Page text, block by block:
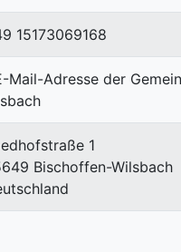
15173069168
1
Bischoffen-Wilsbach